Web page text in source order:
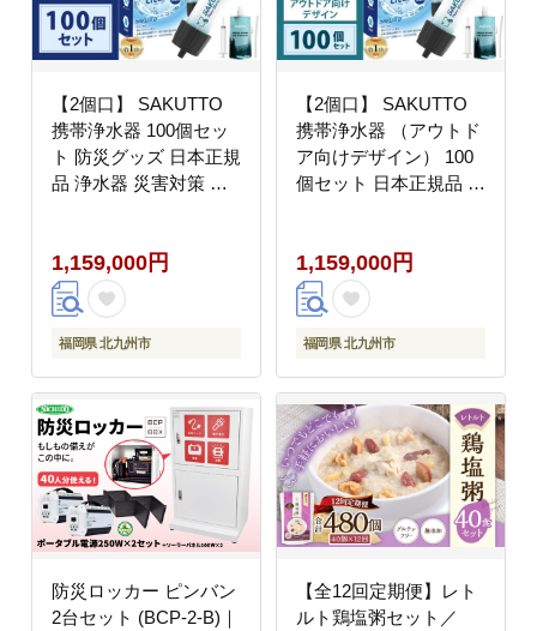
【2個口】 SAKUTTO
携帯浄水器 100個セッ
ト 防災グッズ 日本正規
品 浄水器 災害対策 防
1,159,000円
福岡県 北九州市
【2個口】 SAKUTTO
携帯浄水器 （アウトド
ア向けデザイン） 100
個セット 日本正規品 登
サバイバル 防災グッズ
防災 災害対策 福岡県
北九州市
1,159,000円
福岡県 北九州市
防災ロッカー ピンバン
2台セット (BCP-2-B)｜
【全12回定期便】レト
ルト鶏塩粥セット／